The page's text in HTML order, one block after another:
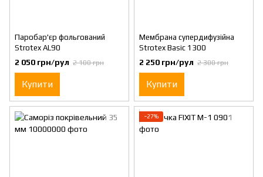
Паробар'єр фольгований
Strotex AL90
2 050 грн/рул 2 100 грн
Купити
Мембрана супердифузійна
Strotex Basic 1300
2 250 грн/рул 2 300 грн
Купити
−27%